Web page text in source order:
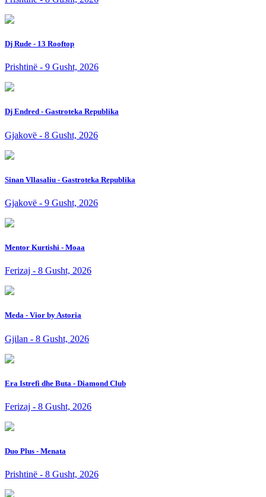
Dj Rude - 13 Rooftop
Prishtinë - 9 Gusht, 2026
Dj Endred - Gastroteka Republika
Gjakovë - 8 Gusht, 2026
Sinan Vllasaliu - Gastroteka Republika
Gjakovë - 9 Gusht, 2026
Mentor Kurtishi - Moaa
Ferizaj - 8 Gusht, 2026
Meda - Vior by Astoria
Gjilan - 8 Gusht, 2026
Era Istrefi dhe Buta - Diamond Club
Ferizaj - 8 Gusht, 2026
Duo Plus - Menata
Prishtinë - 8 Gusht, 2026